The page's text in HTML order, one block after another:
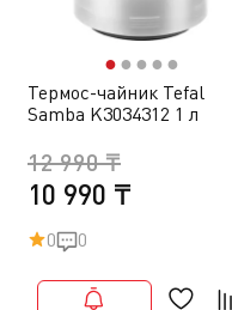
●● ● ● ●
Термос-чайник Tefal
Samba K3034312 1 л
10 990 ₸
12 990 ₸
0 0